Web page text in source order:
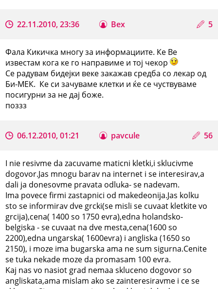
22.11.2010, 23:36 Bex 5
Фала Кикичка многу за информациите. Ке Ве
известам кога ке го направиме и тој чекор
Се радувам бидејки веке закажав средба со лекар од
Би-МЕК. Ке си зачуваме клетки и ќе се чуствуваме
посигурни за не дај боже.
поззз
06.12.2010, 01:21 pavcule 56
I nie resivme da zacuvame maticni kletki,i sklucivme
dogovor.Jas mnogu barav na internet i se interesirav,a
dali ja donesovme pravata odluka- se nadevam.
Ima povece firmi zastapnici od makedeonija.Jas kolku
sto se informirav dve grcki(se misli se cuvaat kletkite vo
grcija),cena( 1400 so 1750 evra),edna holandsko-
belgiska - se cuvaat na dve mesta,cena(1600 so
2200),edna ungarska( 1600evra) i angliska (1650 so
2150), i moze ima bugarska ama ne sum sigurna.Cenite
se tuka nekade moze da promasam 100 evra.
Kaj nas vo nasiot grad nemaa skluceno dogovor so
angliskata,ama mislam ako se zainteresiravme i ce se